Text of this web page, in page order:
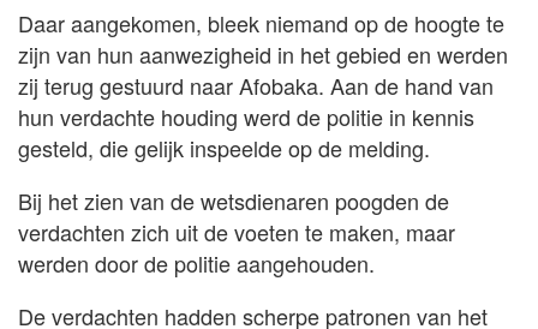
Daar aangekomen, bleek niemand op de hoogte te
zijn van hun aanwezigheid in het gebied en werden
zij terug gestuurd naar Afobaka. Aan de hand van
hun verdachte houding werd de politie in kennis
gesteld, die gelijk inspeelde op de melding.
Bij het zien van de wetsdienaren poogden de
verdachten zich uit de voeten te maken, maar
werden door de politie aangehouden.
De verdachten hadden scherpe patronen van het